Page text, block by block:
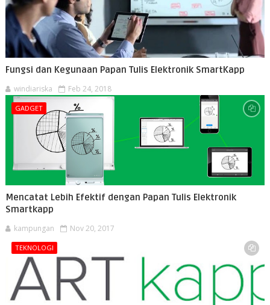
Fungsi dan Kegunaan Papan Tulis Elektronik SmartKapp
windiariska Feb 24, 2018
GADGET
Mencatat Lebih Efektif dengan Papan Tulis Elektronik
Smartkapp
kampungan Nov 20, 2017
TEKNOLOGI